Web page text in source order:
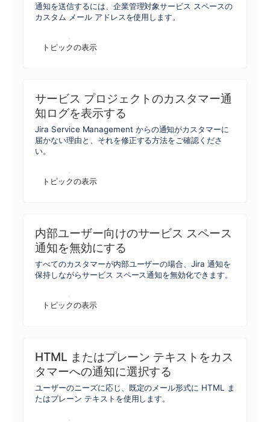
通知を送信するには、企業管理対象サービス スペースの
カスタム メール アドレスを使用します。
トピックの表示
サービス プロジェクトのカスタマー通
知ログを表示する
Jira Service Management からの通知がカスタマーに
届かない理由と、それを修正する方法をご確認くださ
い。
トピックの表示
内部ユーザー向けのサービス スペース
通知を無効にする
すべてのカスタマーが内部ユーザーの場合、Jira 通知を
保持しながらサービス スペース通知を無効化できます。
トピックの表示
HTML またはプレーン テキストをカス
タマーへの通知に選択する
ユーザーのニーズに応じ、既定のメール形式に HTML ま
たはプレーン テキストを使用します。